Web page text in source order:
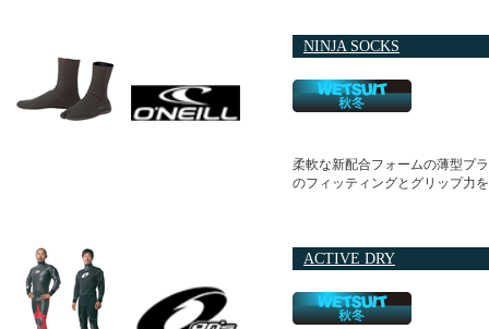
NINJA SOCKS
柔軟な新配合フォームの薄型プ
のフィッティングとグリップ力
ACTIVE DRY